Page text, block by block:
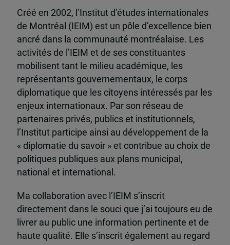
Créé en 2002, l’Institut d’études internationales
de Montréal (IEIM) est un pôle d’excellence bien
ancré dans la communauté montréalaise. Les
activités de l’IEIM et de ses constituantes
mobilisent tant le milieu académique, les
représentants gouvernementaux, le corps
diplomatique que les citoyens intéressés par les
enjeux internationaux. Par son réseau de
partenaires privés, publics et institutionnels,
l’Institut participe ainsi au développement de la
« diplomatie du savoir » et contribue au choix de
politiques publiques aux plans municipal,
national et international.
Ma collaboration avec l’IEIM s’inscrit
directement dans le souci que j’ai toujours eu de
livrer au public une information pertinente et de
haute qualité. Elle s’inscrit également au regard